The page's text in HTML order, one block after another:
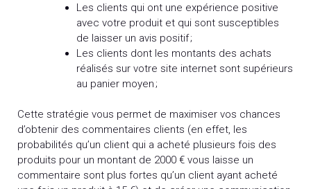
Les clients qui ont une expérience positive
avec votre produit et qui sont susceptibles
de laisser un avis positif ;
Les clients dont les montants des achats
réalisés sur votre site internet sont supérieurs
au panier moyen ;
Cette stratégie vous permet de maximiser vos chances
d’obtenir des commentaires clients (en effet, les
probabilités qu’un client qui a acheté plusieurs fois des
produits pour un montant de 2000 € vous laisse un
commentaire sont plus fortes qu’un client ayant acheté